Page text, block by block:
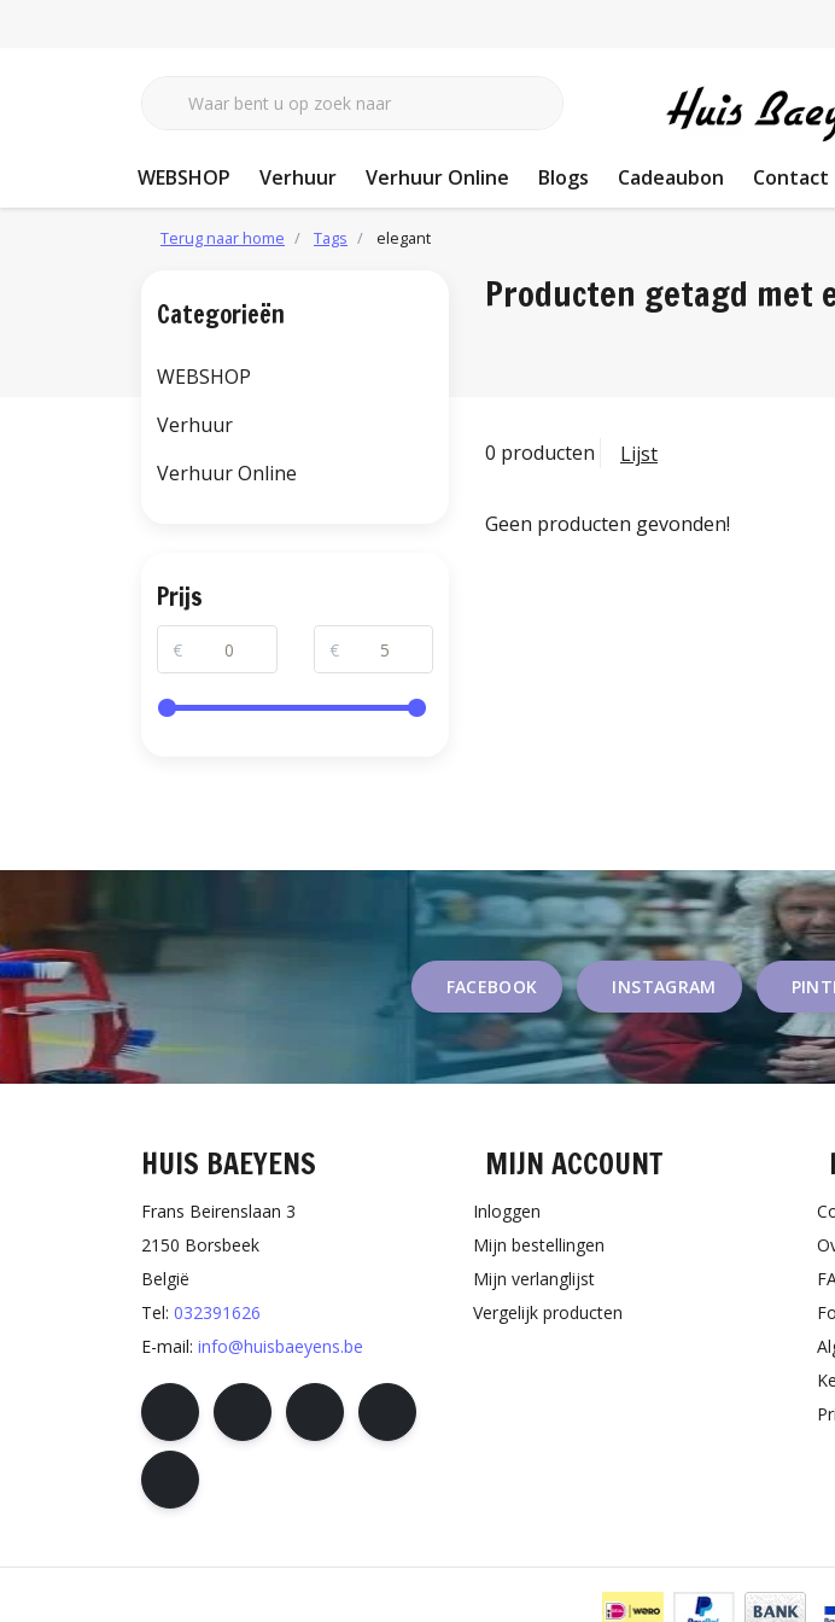
WEBSHOP Verhuur Verhuur Online Blogs Cadeaubon Contact
Terug naar home Tags elegant
Producten getagd met
0 producten Lijst
Geen producten gevonden!
Categorieën
WEBSHOP
Verhuur
Verhuur Online
Prijs
€ €
FACEBOOK INSTAGRAM
HUIS BAEYENS
Frans Beirenslaan 3
2150 Borsbeek
België
Tel: 032391626
E-mail: info@huisbaeyens.be
MIJN ACCOUNT
Inloggen
Mijn bestellingen
Mijn verlanglijst
Vergelijk producten